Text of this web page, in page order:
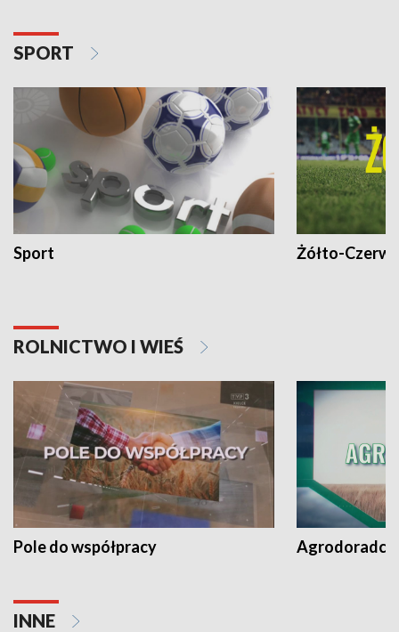
SPORT
Sport Żółto-
ROLNICTWO I WIEŚ
Pole do współpracy Agrodoradcy
INNE